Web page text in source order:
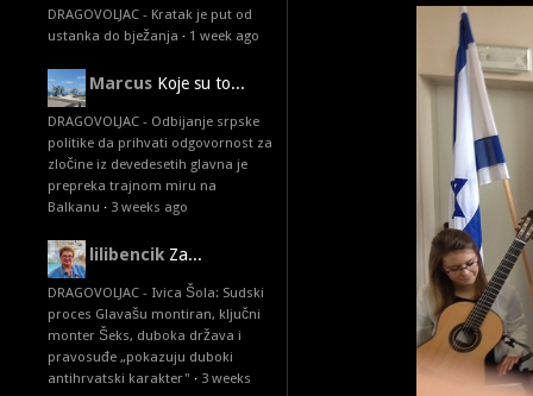
DRAGOVOLJAC - Kratak je put od
ustanka do bježanja · 1 week ago
Marcus Koje su to...
DRAGOVOLJAC - Odbijanje srpske
politike da prihvati odgovornost za
zločine iz devedesetih glavna je
prepreka trajnom miru na
Balkanu · 3 weeks ago
lilibencik Za...
DRAGOVOLJAC - Ivica Šola: Sudski
proces Glavašu montiran, ključni
monter Šeks, duboka država i
pravosuđe „pokazuju duboki
antihrvatski karakter" · 3 weeks